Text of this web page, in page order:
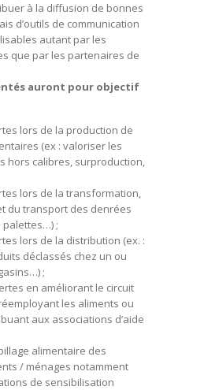
à la diffusion de bonnes
d’outils de communication
autant par les
que par les partenaires de
auront pour objectif
lors de la production de
(ex : valoriser les
hors calibres, surproduction,
lors de la transformation,
du transport des denrées
palettes…) ;
lors de la distribution (ex. :
déclassés chez un ou
;
en améliorant le circuit
les aliments ou
aux associations d’aide
alimentaire des
/ ménages notamment
de sensibilisation